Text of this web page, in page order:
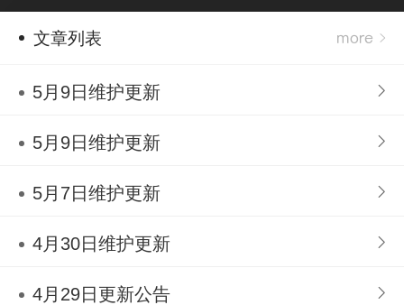
文章列表
5月9日维护更新
5月9日维护更新
5月7日维护更新
4月30日维护更新
4月29日更新公告